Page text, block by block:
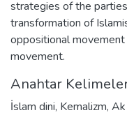
strategies of the
transformation of
oppositional
movement.
Anahtar
İslam dini, Kemalizm,